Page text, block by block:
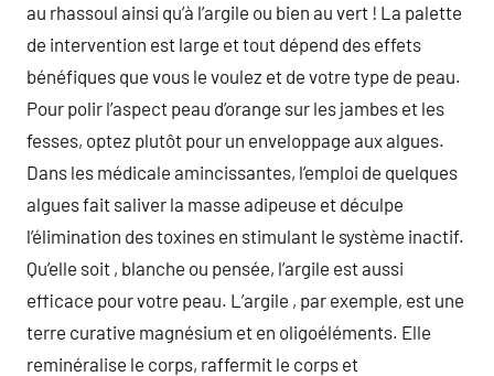
au rhassoul ainsi qu’à l’argile ou bien au vert ! La palette
de intervention est large et tout dépend des effets
bénéfiques que vous le voulez et de votre type de peau.
Pour polir l’aspect peau d’orange sur les jambes et les
fesses, optez plutôt pour un enveloppage aux algues.
Dans les médicale amincissantes, l’emploi de quelques
algues fait saliver la masse adipeuse et déculpe
l’élimination des toxines en stimulant le système inactif.
Qu’elle soit , blanche ou pensée, l’argile est aussi
efficace pour votre peau. L’argile , par exemple, est une
terre curative magnésium et en oligoéléments. Elle
reminéralise le corps, raffermit le corps et